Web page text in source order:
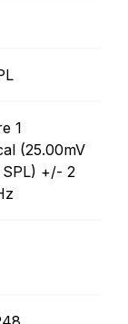
1
(25.00mV
+/- 2